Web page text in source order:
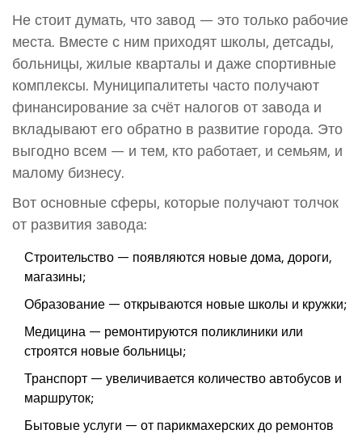
Не стоит думать, что завод — это только рабочие
места. Вместе с ним приходят школы, детсады,
больницы, жилые кварталы и даже спортивные
комплексы. Муниципалитеты часто получают
финансирование за счёт налогов от завода и
вкладывают его обратно в развитие города. Это
выгодно всем — и тем, кто работает, и семьям, и
малому бизнесу.
Вот основные сферы, которые получают толчок
от развития завода:
Строительство — появляются новые дома, дороги,
магазины;
Образование — открываются новые школы и кружки;
Медицина — ремонтируются поликлиники или
строятся новые больницы;
Транспорт — увеличивается количество автобусов и
маршруток;
Бытовые услуги — от парикмахерских до ремонтов